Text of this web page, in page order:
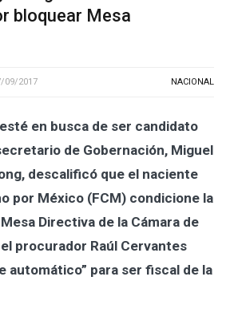
bloquear Mesa
09/2017 NACIONAL
en busca de ser candidato
de Gobernación, Miguel
descalificó que el naciente
por México (FCM) condicione la
Directiva de la Cámara de
procurador Raúl Cervantes
automático” para ser fiscal de la